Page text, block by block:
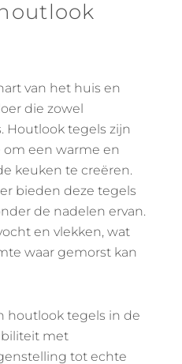
van het huis en
die zowel
Houtlook tegels zijn
een warme en
keuken te creëren.
bieden deze tegels
de nadelen ervan.
en vlekken, wat
waar gemorst kan
houtlook tegels in de
met
tot echte